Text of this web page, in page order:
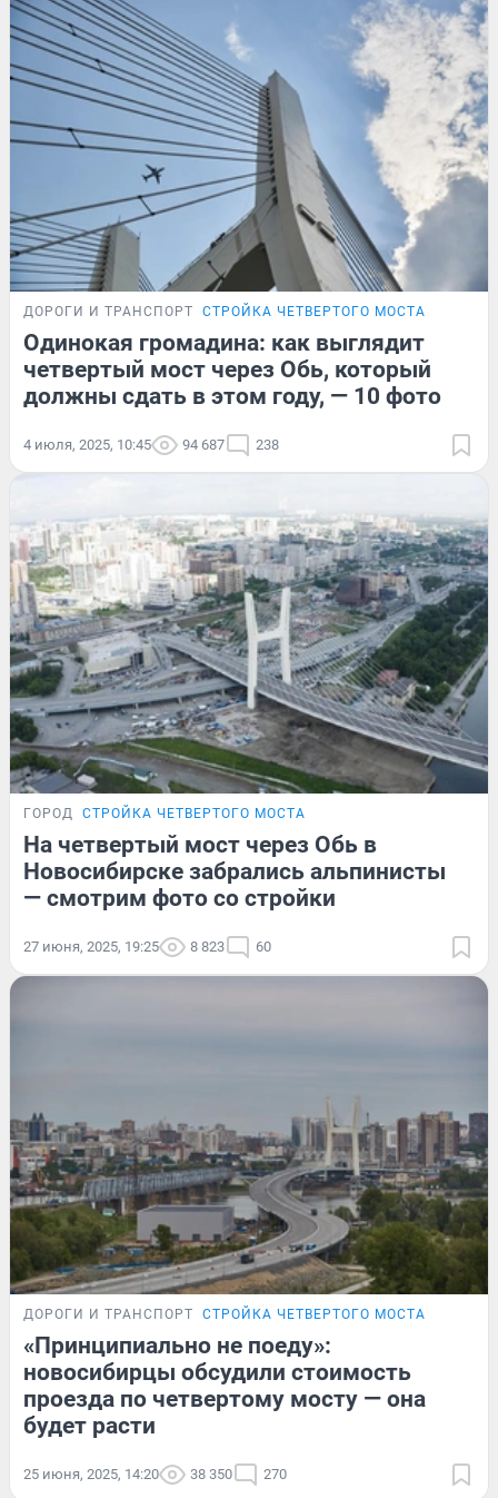
ДОРОГИ И ТРАНСПОРТ СТРОЙКА ЧЕТВЕРТОГО МОСТА
Одинокая громадина: как выглядит
четвертый мост через Обь, который
должны сдать в этом году, — 10 фото
4 июля, 2025, 10:45 94 687 238
ГОРОД СТРОЙКА ЧЕТВЕРТОГО МОСТА
На четвертый мост через Обь в
Новосибирске забрались альпинисты
— смотрим фото со стройки
27 июня, 2025, 19:25 8 823 60
ДОРОГИ И ТРАНСПОРТ СТРОЙКА ЧЕТВЕРТОГО МОСТА
«Принципиально не поеду»:
новосибирцы обсудили стоимость
проезда по четвертому мосту — она
будет расти
25 июня, 2025, 14:20 38 350 270